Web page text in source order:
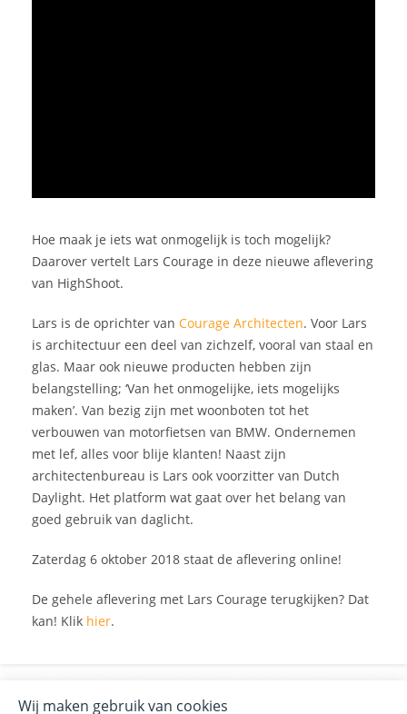
Hoe maak je iets wat onmogelijk is toch mogelijk?
Daarover vertelt Lars Courage in deze nieuwe aflevering
van HighShoot.
Lars is de oprichter van Courage Architecten. Voor Lars
is architectuur een deel van zichzelf, vooral van staal en
glas. Maar ook nieuwe producten hebben zijn
belangstelling; ‘Van het onmogelijke, iets mogelijks
maken’. Van bezig zijn met woonboten tot het
verbouwen van motorfietsen van BMW. Ondernemen
met lef, alles voor blije klanten! Naast zijn
architectenbureau is Lars ook voorzitter van Dutch
Daylight. Het platform wat gaat over het belang van
goed gebruik van daglicht.
Zaterdag 6 oktober 2018 staat de aflevering online!
De gehele aflevering met Lars Courage terugkijken? Dat
kan! Klik hier.
Wij maken gebruik van cookies